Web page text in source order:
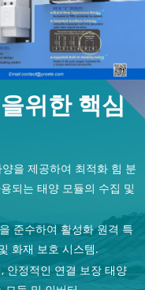
위한 핵심
을 제공하여 최적화 힘 분
되는 태양 모듈의 수집 및
준수하여 활성화 원격 특
화재 보호 시스템.
안정적인 연결 보장 태양